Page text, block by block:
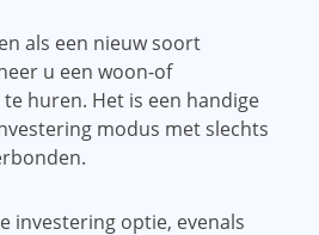
als een nieuw soort
u een woon-of
huren. Het is een handige
modus met slechts
investering optie, evenals